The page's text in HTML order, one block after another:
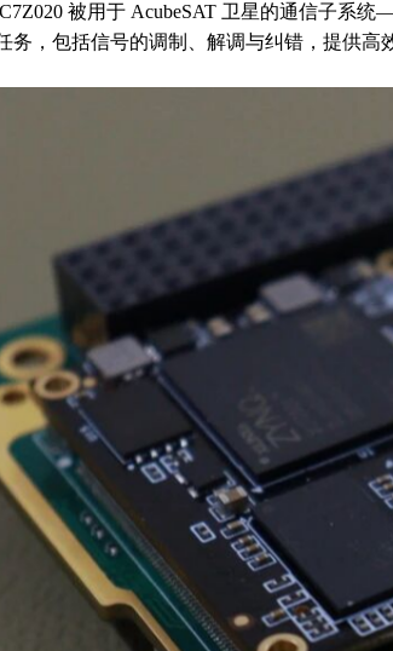
被用于 AcubeSAT 卫星的通信子系
务，包括信号的调制、解调与纠错，提供高